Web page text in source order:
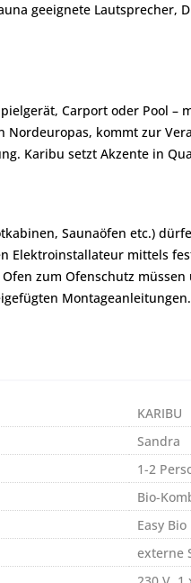
geeignete
Carport oder Pool
kommt zur
Karibu setzt Akzente in
Saunaöfen etc.)
mittels
zum Ofenschutz
Montageanleitungen.
KARIBU
Sandra
1-2
Bio-
Easy Bio
externe